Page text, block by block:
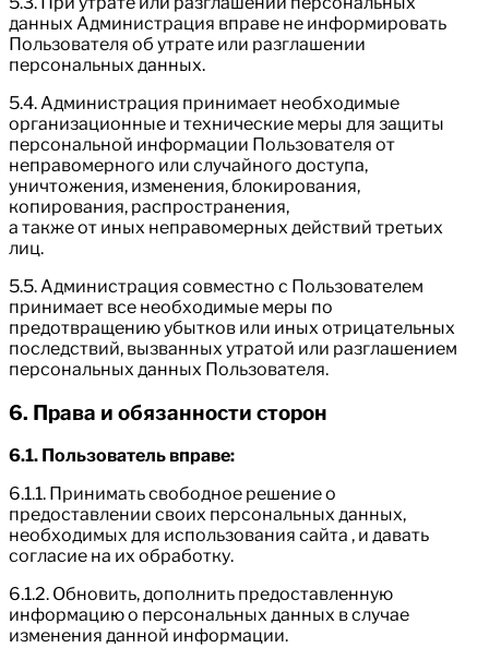
данных Администрация вправе не информировать
Пользователя об утрате или разглашении
персональных данных.
5.4. Администрация принимает необходимые
организационные и технические меры для защиты
персональной информации Пользователя от
неправомерного или случайного доступа,
уничтожения, изменения, блокирования,
копирования, распространения,
а также от иных неправомерных действий третьих
лиц.
5.5. Администрация совместно с Пользователем
принимает все необходимые меры по
предотвращению убытков или иных отрицательных
последствий, вызванных утратой или разглашением
персональных данных Пользователя.
6. Права и обязанности сторон
6.1. Пользователь вправе:
6.1.1. Принимать свободное решение о
предоставлении своих персональных данных,
необходимых для использования сайта , и давать
согласие на их обработку.
6.1.2. Обновить, дополнить предоставленную
информацию о персональных данных в случае
изменения данной информации.